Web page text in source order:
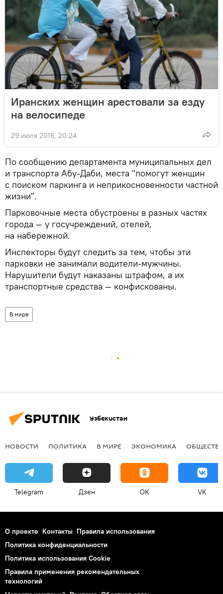
Иранских женщин арестовали за езду
на велосипеде
29 июля 2016, 20:24
По сообщению департамента муниципальных дел
и транспорта Абу-Даби, места "помогут женщин
с поиском паркинга и неприкосновенности частной
жизни".
Парковочные места обустроены в разных частях
города — у госучреждений, отелей,
на набережной.
Инспекторы будут следить за тем, чтобы эти
парковки не занимали водители-мужчины.
Нарушители будут наказаны штрафом, а их
транспортные средства — конфискованы.
В мире
Узбекистан
НОВОСТИ ПОЛИТИКА В МИРЕ ЭКОНОМИКА
Telegram Дзен OK VK
О проекте Контакты Правила использования
Политика конфиденциальности
Политика использования Cookie
Правила применения рекомендательных
технологий